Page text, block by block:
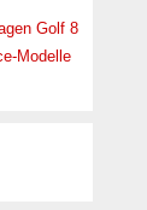
Golf 8
Modelle